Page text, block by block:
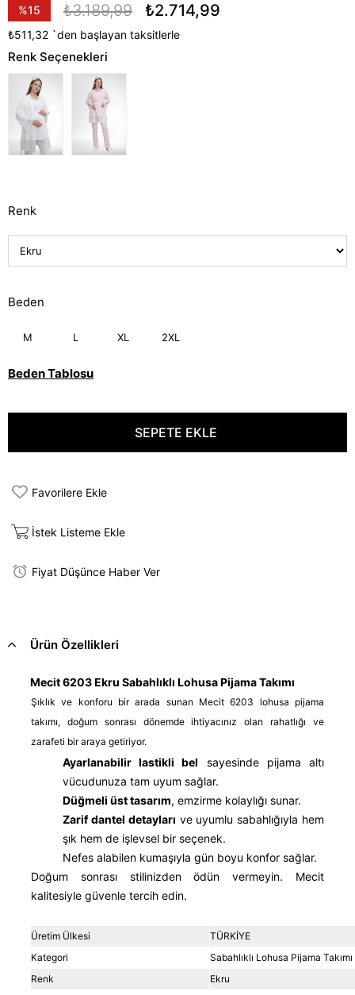
%15
İndirim
₺3.189,99 ₺2.714,99
₺511,32 `den başlayan taksitlerle
Renk Seçenekleri
Renk
Beden
M L XL 2XL
Beden Tablosu
Favorilere Ekle
İstek Listeme Ekle
Fiyat Düşünce Haber Ver
Ürün Özellikleri
Mecit 6203 Ekru Sabahlıklı Lohusa Pijama Takımı
Şıklık ve konforu bir arada sunan Mecit 6203 lohusa pijama
takımı, doğum sonrası dönemde ihtiyacınız olan rahatlığı ve
zarafeti bir araya getiriyor.
Ayarlanabilir lastikli bel sayesinde pijama altı
vücudunuza tam uyum sağlar.
Düğmeli üst tasarım, emzirme kolaylığı sunar.
Zarif dantel detayları ve uyumlu sabahlığıyla hem
şık hem de işlevsel bir seçenek.
Nefes alabilen kumaşıyla gün boyu konfor sağlar.
Doğum sonrası stilinizden ödün vermeyin. Mecit
kalitesiyle güvenle tercih edin.
Üretim Ülkesi
TÜRKİYE
Kategori
Sabahlıklı Lohusa Pijama Takımı
Renk
Ekru